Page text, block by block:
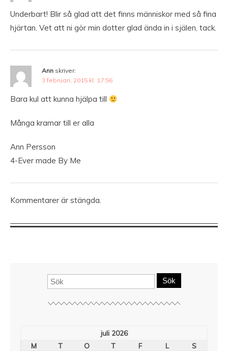
Underbart! Blir så glad att det finns människor med så fina
hjärtan. Vet att ni gör min dotter glad ända in i själen, tack.
Ann skriver:
3 februari, 2015 kl. 17:56
Bara kul att kunna hjälpa till
Många kramar till er alla
Ann Persson
4-Ever made By Me
Kommentarer är stängda.
Sök
juli 2026
M
T O T F L
S